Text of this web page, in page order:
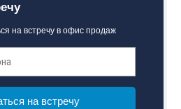
на встречу в офис продаж